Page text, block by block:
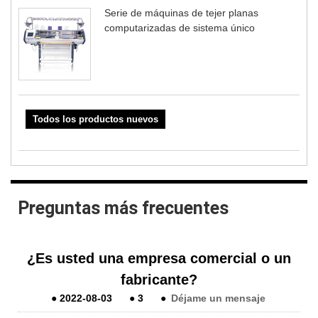
Serie de máquinas de tejer planas
computarizadas de sistema único
Todos los productos nuevos
Preguntas más frecuentes
¿Es usted una empresa comercial o un
fabricante?
● 2022-08-03 ● 3 ● Déjame un mensaje